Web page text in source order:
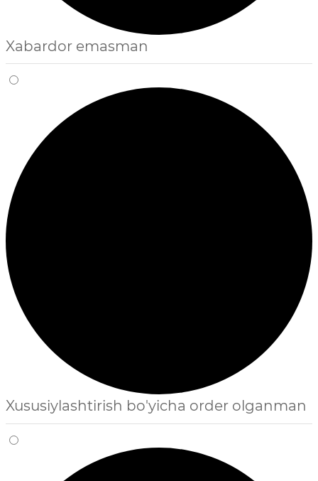
Xabardor emasman
Xususiylashtirish bo'yicha order olganman